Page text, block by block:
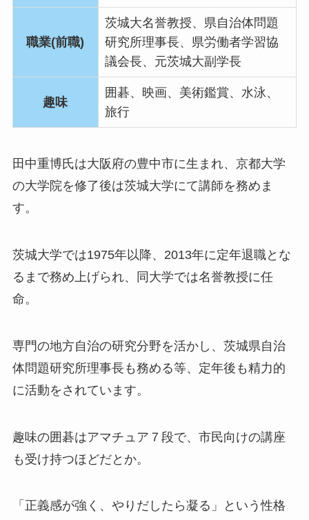
職業(前職)
茨城大名誉教授、県自治体問題
研究所理事長、県労働者学習協
議会長、元茨城大副学長
趣味
囲碁、映画、美術鑑賞、水泳、
旅行
田中重博氏は大阪府の豊中市に生まれ、京都大学
の大学院を修了後は茨城大学にて講師を務めま
す。
茨城大学では1975年以降、2013年に定年退職とな
るまで務め上げられ、同大学では名誉教授に任
命。
専門の地方自治の研究分野を活かし、茨城県自治
体問題研究所理事長も務める等、定年後も精力的
に活動をされています。
趣味の囲碁はアマチュア７段で、市民向けの講座
も受け持つほどだとか。
「正義感が強く、やりだしたら凝る」という性格